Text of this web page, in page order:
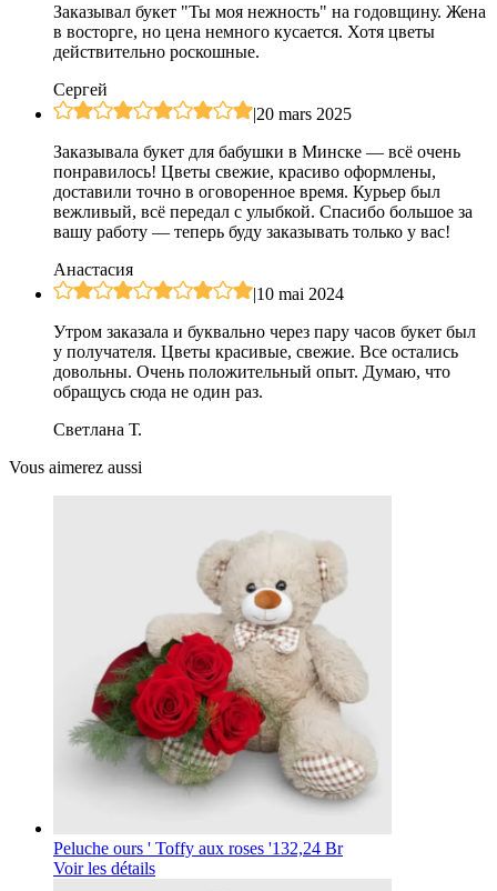
Заказывал букет "Ты моя нежность" на годовщину. Жена
в восторге, но цена немного кусается. Хотя цветы
действительно роскошные.
Сергей
|20 mars 2025
Заказывала букет для бабушки в Минске — всё очень
понравилось! Цветы свежие, красиво оформлены,
доставили точно в оговоренное время. Курьер был
вежливый, всё передал с улыбкой. Спасибо большое за
вашу работу — теперь буду заказывать только у вас!
Анастасия
|10 mai 2024
Утром заказала и буквально через пару часов букет был
у получателя. Цветы красивые, свежие. Все остались
довольны. Очень положительный опыт. Думаю, что
обращусь сюда не один раз.
Светлана Т.
Vous aimerez aussi
Peluche ours ' Toffy aux roses '132,24 Br
Voir les détails